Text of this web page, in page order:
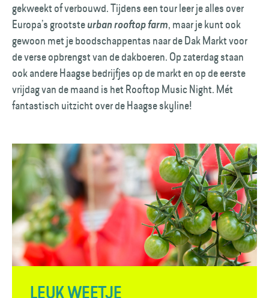
gekweekt of verbouwd. Tijdens een tour leer je alles over
Europa’s grootsteurban rooftop farm, maar je kunt ook
gewoon met je boodschappentas naar de Dak Markt voor
de verse opbrengst van de dakboeren. Op zaterdag staan
ook andere Haagse bedrijfjes op de markt en op de eerste
vrijdag van de maand is het Rooftop Music Night. Mét
fantastisch uitzicht over de Haagse skyline!
LEUK WEETJE